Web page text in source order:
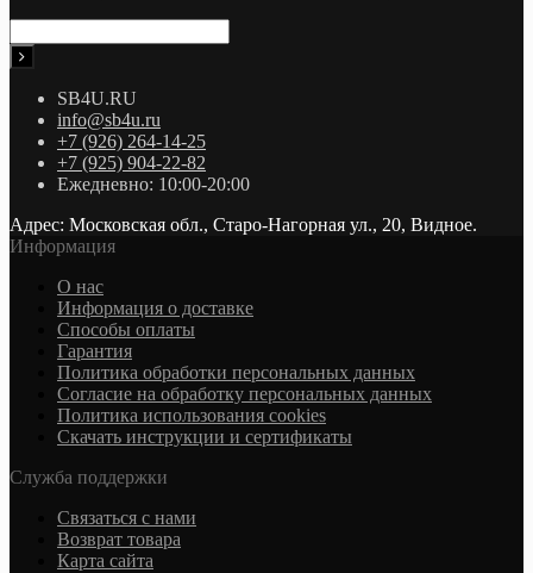
SB4U.RU
info@sb4u.ru
+7 (926) 264-14-25
+7 (925) 904-22-82
Ежедневно: 10:00-20:00
Адрес: Московская обл., Старо-Нагорная ул., 20, Видное.
Информация
О нас
Информация о доставке
Cпособы оплаты
Гарантия
Политика обработки персональных данных
Согласие на обработку персональных данных
Политика использования cookies
Скачать инструкции и сертификаты
Служба поддержки
Связаться с нами
Возврат товара
Карта сайта